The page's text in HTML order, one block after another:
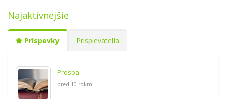
Najaktívnejšie
Príspevky Prispievatelia
Prosba
pred 10 rokmi